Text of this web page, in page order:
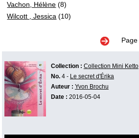
Vachon, Hélène (8)
Wilcott , Jessica (10)
Page
Collection : Collection Mini Ketto
No.4 - Le secret d'Érika
Auteur : Yvon Brochu
Date : 2016-05-04